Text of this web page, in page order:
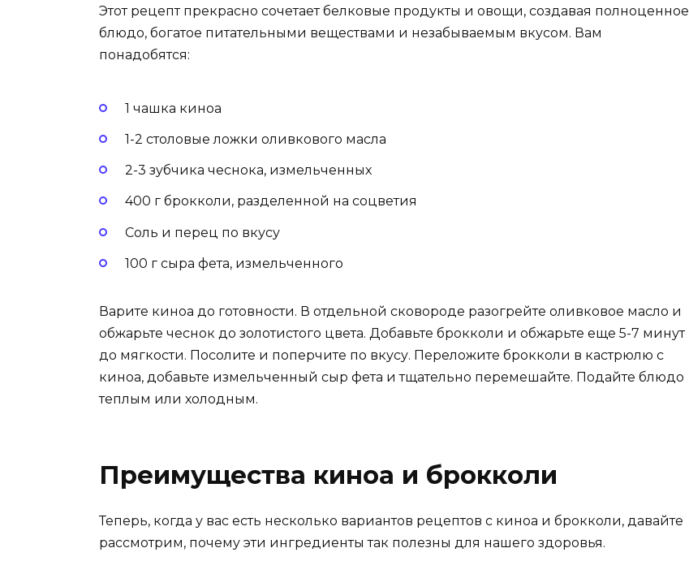
Этот рецепт прекрасно сочетает белковые продукты и овощи, создавая полноценное
блюдо, богатое питательными веществами и незабываемым вкусом. Вам
понадобятся:
1 чашка киноа
1-2 столовые ложки оливкового масла
2-3 зубчика чеснока, измельченных
400 г брокколи, разделенной на соцветия
Соль и перец по вкусу
100 г сыра фета, измельченного
Варите киноа до готовности. В отдельной сковороде разогрейте оливковое масло и
обжарьте чеснок до золотистого цвета. Добавьте брокколи и обжарьте еще 5-7 минут
до мягкости. Посолите и поперчите по вкусу. Переложите брокколи в кастрюлю с
киноа, добавьте измельченный сыр фета и тщательно перемешайте. Подайте блюдо
теплым или холодным.
Преимущества киноа и брокколи
Теперь, когда у вас есть несколько вариантов рецептов с киноа и брокколи, давайте
рассмотрим, почему эти ингредиенты так полезны для нашего здоровья.